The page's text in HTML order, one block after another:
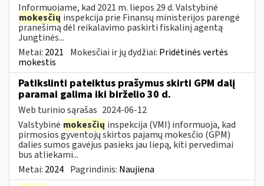
Informuojame, kad 2021 m. liepos 29 d. Valstybinė
mokesčių inspekcija prie Finansų ministerijos parengė
pranešimą dėl reikalavimo paskirti fiskalinį agentą
Jungtinės...
Metai: 2021 Mokesčiai ir jų dydžiai: Pridėtinės vertės
mokestis
Patikslinti pateiktus prašymus skirti GPM dalį
paramai galima iki birželio 30 d.
Web turinio sąrašas 2024-06-12
Valstybinė mokesčių inspekcija (VMI) informuoja, kad
pirmosios gyventojų skirtos pajamų mokesčio (GPM)
dalies sumos gavėjus pasieks jau liepą, kiti pervedimai
bus atliekami...
Metai: 2024 Pagrindinis: Naujiena